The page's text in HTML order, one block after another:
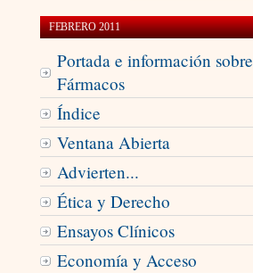
FEBRERO 2011
Portada e información
Fármacos
Índice
Ventana Abierta
Advierten...
Ética y Derecho
Ensayos Clínicos
Economía y Acceso